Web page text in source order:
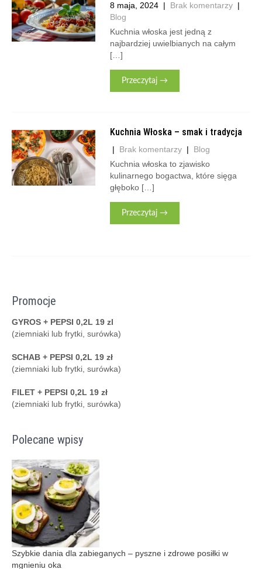
8 maja, 2024| Brak komentarzy|
Blog
Kuchnia włoska jest jedną z
najbardziej uwielbianych na całym
[…]
Przeczytaj →
Kuchnia Włoska – smak i tradycja
| Brak komentarzy| Blog
Kuchnia włoska to zjawisko
kulinarnego bogactwa, które sięga
głęboko […]
Przeczytaj →
Promocje
GYROS + PEPSI 0,2L 19 zl
(ziemniaki lub frytki, surówka)
SCHAB + PEPSI 0,2L 19 zł
(ziemniaki lub frytki, surówka)
FILET + PEPSI 0,2L 19 zł
(ziemniaki lub frytki, surówka)
Polecane wpisy
Szybkie dania dla zabieganych – pyszne i zdrowe posiłki w
mgnieniu oka